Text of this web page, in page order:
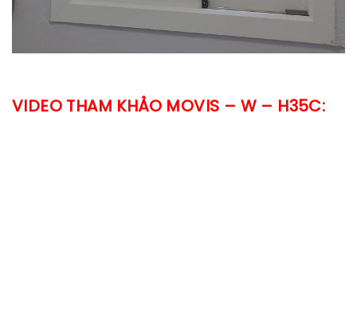
VIDEO THAM KHẢO MOVIS – W – H35C: